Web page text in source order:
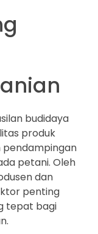
budidaya
produk
pendampingan
petani. Oleh
dan
penting
tepat bagi